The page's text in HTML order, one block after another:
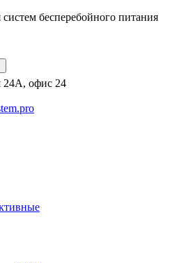
бесперебойного питания
24А, офис 24